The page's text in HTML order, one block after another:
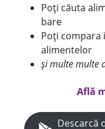
Poți căuta
bare
Poți
alimentelor
și multe multe
Află
Descarcă